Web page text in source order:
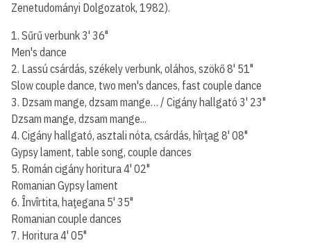
Zenetudományi Dolgozatok, 1982).
1. Sűrű verbunk 3' 36"
Men's dance
2. Lassú csárdás, székely verbunk, oláhos, szökő 8' 51"
Slow couple dance, two men's dances, fast couple dance
3. Dzsam mange, dzsam mange… / Cigány hallgató 3' 23"
Dzsam mange, dzsam mange...
4. Cigány hallgató, asztali nóta, csárdás, hîrţag 8' 08"
Gypsy lament, table song, couple dances
5. Román cigány horitura 4' 02"
Romanian Gypsy lament
6. Învîrtita, haţegana 5' 35"
Romanian couple dances
7. Horitura 4' 05"